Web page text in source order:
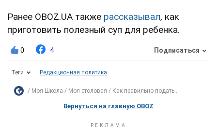
Ранее OBOZ.UA также рассказывал, как
приготовить полезный суп для ребенка.
0 4 Подписаться
Теги Редакционная политика
Моя Школа Моя столовая Как правильно подать...
Вернуться на главную OBOZ